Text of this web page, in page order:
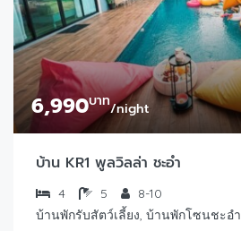
6,990บาท/night
บ้าน KR1 พูลวิลล่า ชะอำ
4 5
8-10
บ้านพักรับสัตว์เลี้ยง, บ้านพักโซนชะอำ